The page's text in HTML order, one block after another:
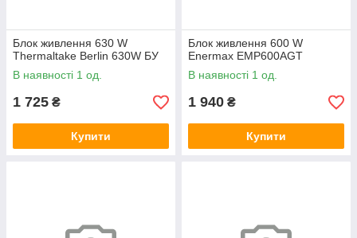
Блок живлення 630 W
Thermaltake Berlin 630W БУ
В наявності 1 од.
1 725 ₴
Купити
Блок живлення 600 W
Enermax EMP600AGT
В наявності 1 од.
1 940 ₴
Купити